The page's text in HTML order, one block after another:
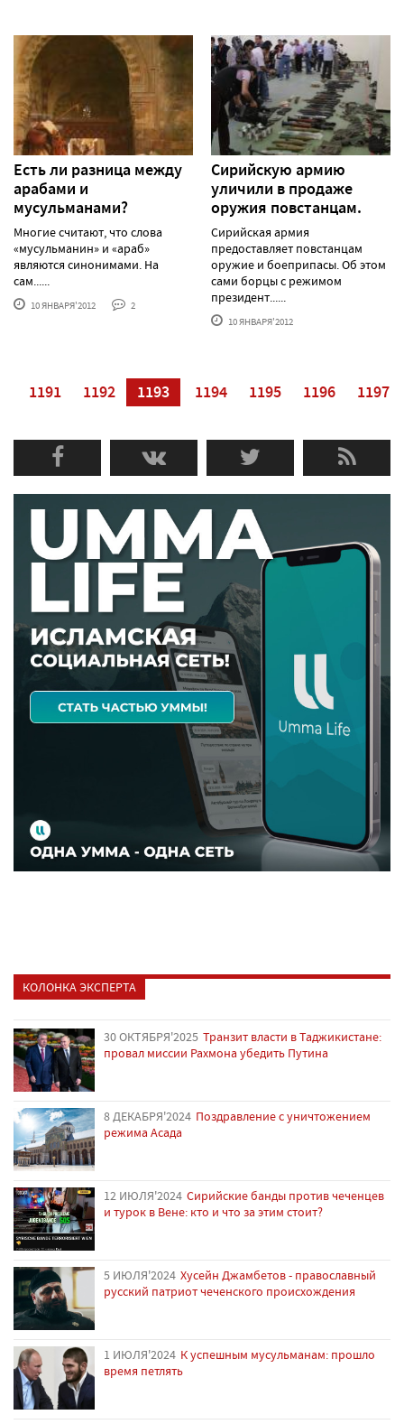
Есть ли разница между
арабами и
мусульманами?
Многие считают, что слова
«мусульманин» и «араб»
являются синонимами. На
сам......
10 ЯНВАРЯ'2012 2
Сирийскую армию
уличили в продаже
оружия повстанцам.
Сирийская армия
предоставляет повстанцам
оружие и боеприпасы. Об этом
сами борцы с режимом
президент......
10 ЯНВАРЯ'2012
1191 1192 1193 1194 1195 1196 1197
КОЛОНКА ЭКСПЕРТА
30 ОКТЯБРЯ'2025 Транзит власти в Таджикистане:
провал миссии Рахмона убедить Путина
8 ДЕКАБРЯ'2024 Поздравление с уничтожением
режима Асада
12 ИЮЛЯ'2024 Сирийские банды против чеченцев
и турок в Вене: кто и что за этим стоит?
5 ИЮЛЯ'2024 Хусейн Джамбетов - православный
русский патриот чеченского происхождения
1 ИЮЛЯ'2024 К успешным мусульманам: прошло
время петлять